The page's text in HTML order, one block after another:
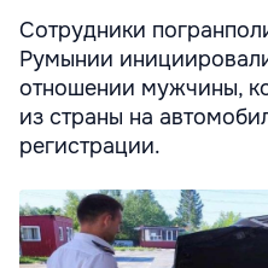
Сотрудники
Румынии
отношении мужчины,
из страны на
регистрации.